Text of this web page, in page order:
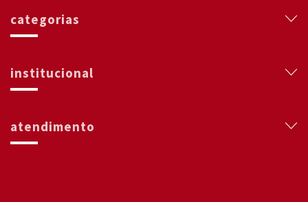
categorias
institucional
atendimento